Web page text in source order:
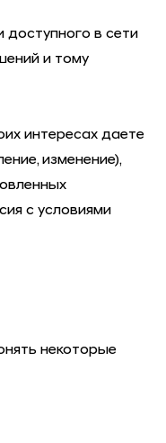
в сети
и тому
интересах даете
изменение),
с условиями
некоторые